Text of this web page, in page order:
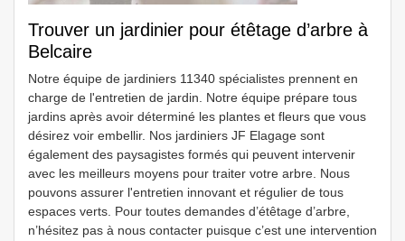
Trouver un jardinier pour étêtage d’arbre à
Belcaire
Notre équipe de jardiniers 11340 spécialistes prennent en
charge de l'entretien de jardin. Notre équipe prépare tous
jardins après avoir déterminé les plantes et fleurs que vous
désirez voir embellir. Nos jardiniers JF Elagage sont
également des paysagistes formés qui peuvent intervenir
avec les meilleurs moyens pour traiter votre arbre. Nous
pouvons assurer l'entretien innovant et régulier de tous
espaces verts. Pour toutes demandes d’étêtage d’arbre,
n’hésitez pas à nous contacter puisque c’est une intervention